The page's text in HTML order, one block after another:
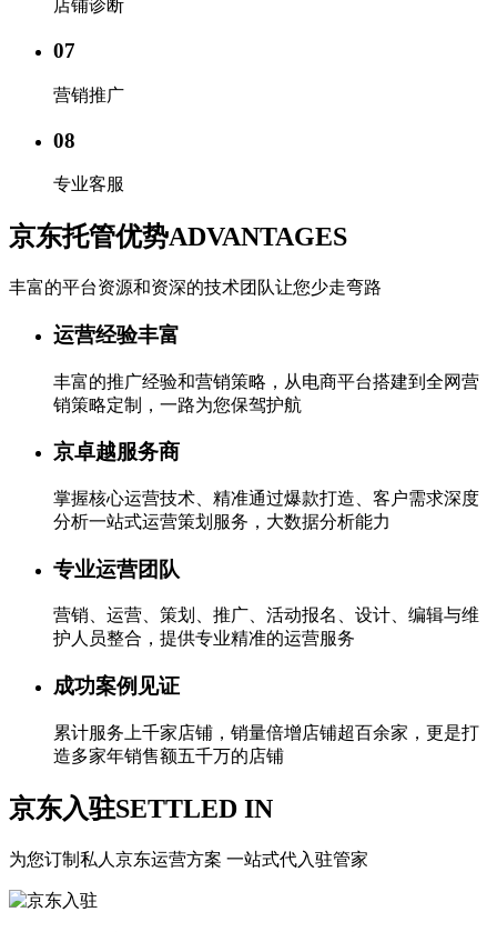
店铺诊断
07
营销推广
08
专业客服
京东托管优势ADVANTAGES
丰富的平台资源和资深的技术团队让您少走弯路
运营经验丰富
丰富的推广经验和营销策略，从电商平台搭建到全网营
销策略定制，一路为您保驾护航
京卓越服务商
掌握核心运营技术、精准通过爆款打造、客户需求深度
分析一站式运营策划服务，大数据分析能力
专业运营团队
营销、运营、策划、推广、活动报名、设计、编辑与维
护人员整合，提供专业精准的运营服务
成功案例见证
累计服务上千家店铺，销量倍增店铺超百余家，更是打
造多家年销售额五千万的店铺
京东入驻SETTLED IN
为您订制私人京东运营方案 一站式代入驻管家